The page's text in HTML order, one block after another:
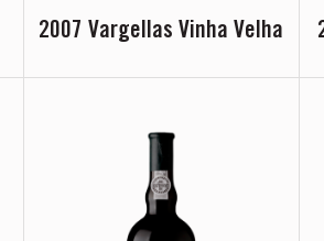
2007 Vargellas Vinha Velha